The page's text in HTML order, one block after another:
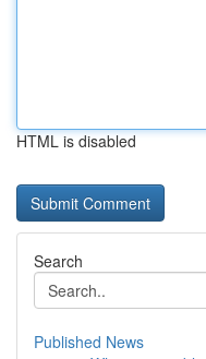
HTML is disabled
Search
Published News